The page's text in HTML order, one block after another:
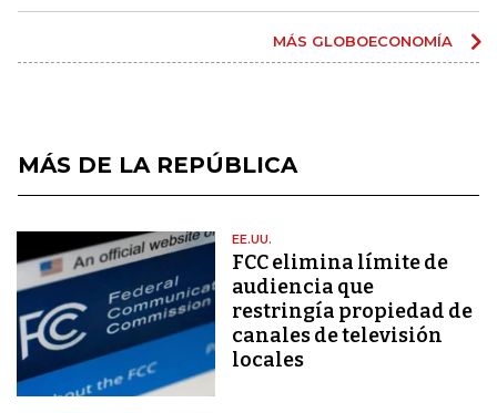
MÁS GLOBOECONOMÍA
MÁS DE LA REPÚBLICA
EE.UU.
FCC elimina límite de
audiencia que
restringía propiedad de
canales de televisión
locales